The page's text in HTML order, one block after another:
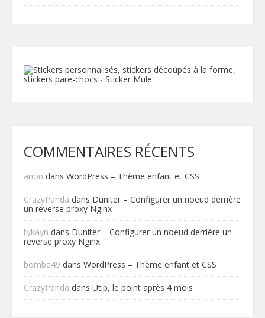
COMMENTAIRES RÉCENTS
anon dans WordPress – Thème enfant et CSS
CrazyPanda dans Duniter – Configurer un noeud derrière
un reverse proxy Nginx
tykayn dans Duniter – Configurer un noeud derrière un
reverse proxy Nginx
bomba49 dans WordPress – Thème enfant et CSS
CrazyPanda dans Utip, le point après 4 mois